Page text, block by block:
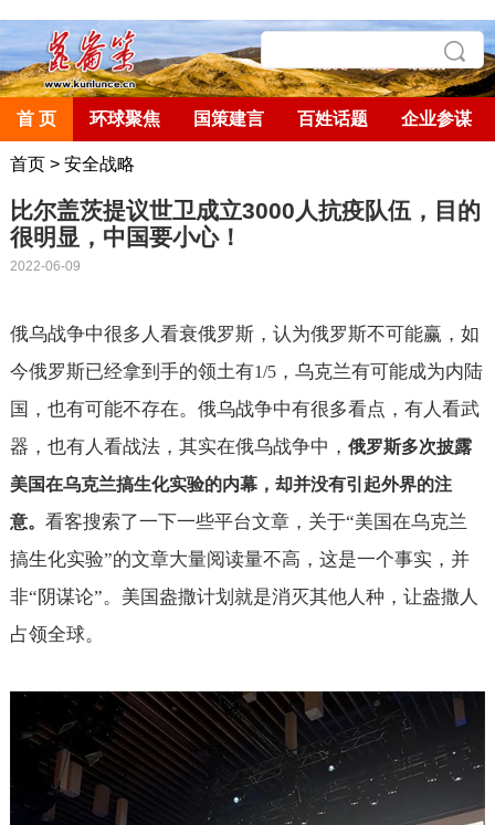
首 页 环球聚焦 国策建言 百姓话题 企业参谋
首页> 安全战略
比尔盖茨提议世卫成立3000人抗疫队伍，目的
很明显，中国要小心！
2022-06-09
俄乌战争中很多人看衰俄罗斯，认为俄罗斯不可能赢，如
今俄罗斯已经拿到手的领土有1/5，乌克兰有可能成为内陆
国，也有可能不存在。俄乌战争中有很多看点，有人看武
器，也有人看战法，其实在俄乌战争中， 俄罗斯多次披露
美国在乌克兰搞生化实验的内幕，却并没有引起外界的注
意。 看客搜索了一下一些平台文章，关于“美国在乌克兰
搞生化实验”的文章大量阅读量不高，这是一个事实，并
非“阴谋论”。美国盎撒计划就是消灭其他人种，让盎撒人
占领全球。